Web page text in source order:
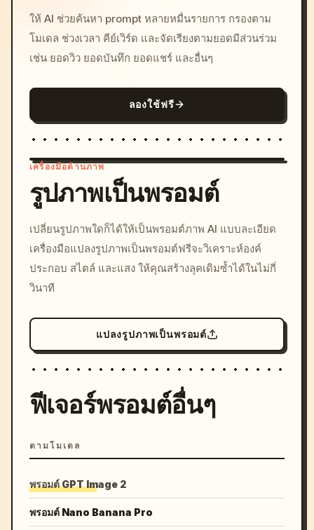
ให้ AI ช่วยค้นหา prompt หลายหมื่นรายการ กรองตาม
โมเดล ช่วงเวลา คีย์เวิร์ด และจัดเรียงตามยอดมีส่วนร่วม
เช่น ยอดวิว ยอดบันทึก ยอดแชร์ และอื่นๆ
ลองใช้ฟรี
c, cyberpunk sunset, neon
colors, 8k --v 6.0
เครื่องมือด้านภาพ
รูปภาพเป็นพรอมต์
เปลี่ยนรูปภาพใดก็ได้ให้เป็นพรอมต์ภาพ AI แบบละเอียด
เครื่องมือแปลงรูปภาพเป็นพรอมต์ฟรีจะวิเคราะห์องค์
ประกอบ สไตล์ และแสง ให้คุณสร้างลุคเดิมซ้ำได้ในไม่กี่
วินาที
แปลงรูปภาพเป็นพรอมต์
ฟีเจอร์พรอมต์อื่นๆ
ตามโมเดล
พรอมต์ GPT Image 2
พรอมต์ Nano Banana Pro